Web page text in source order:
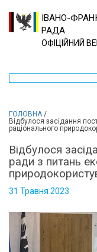
ІВАНО-
РАДА
ОФІЦІЙНИЙ
ГОЛОВНА/
Відбулося засідання
раціонального
Відбулося
ради з питань
31 Травня 2023